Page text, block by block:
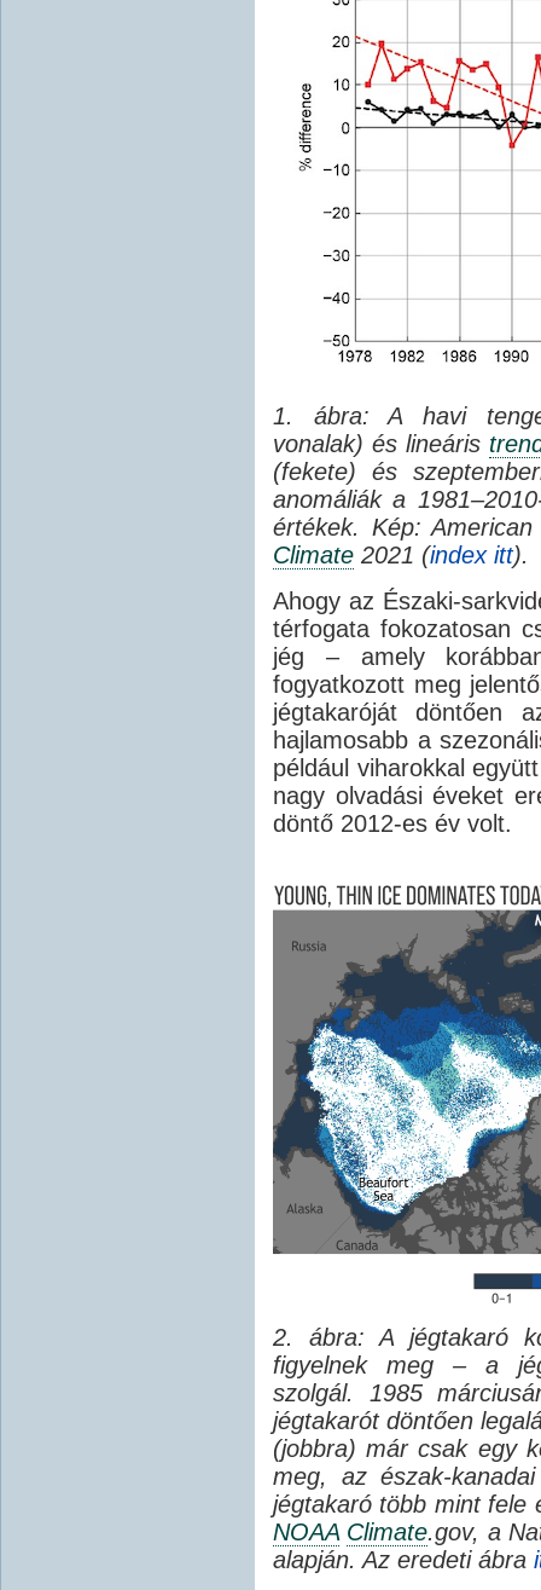
1. ábra: A havi
vonalak) és lineáris
(fekete) és
anomáliák a
értékek. Kép:
Climate 2021 (index itt).
Ahogy az Északi-
térfogata fokozatosan
jég – amely
fogyatkozott meg
jégtakaróját döntően
hajlamosabb a
például viharokkal
nagy olvadási éveket
döntő 2012-es év volt.
2. ábra: A jégtakaró
figyelnek meg – a
szolgál. 1985
jégtakarót döntően
(jobbra) már csak egy
meg, az észak-
jégtakaró több mint fele
NOAA Climate.gov, a
alapján. Az eredeti ábra